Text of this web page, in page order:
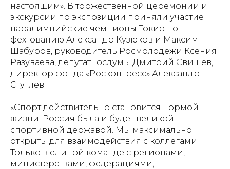
настоящим». В торжественной церемонии и
экскурсии по экспозиции приняли участие
паралимпийские чемпионы Токио по
фехтованию Александр Кузюков и Максим
Шабуров, руководитель Росмолодежи Ксения
Разуваева, депутат Госдумы Дмитрий Свищев,
директор фонда «Росконгресс» Александр
Стуглев.
«Спорт действительно становится нормой
жизни. Россия была и будет великой
спортивной державой. Мы максимально
открыты для взаимодействия с коллегами.
Только в единой команде с регионами,
министерствами, федерациями,